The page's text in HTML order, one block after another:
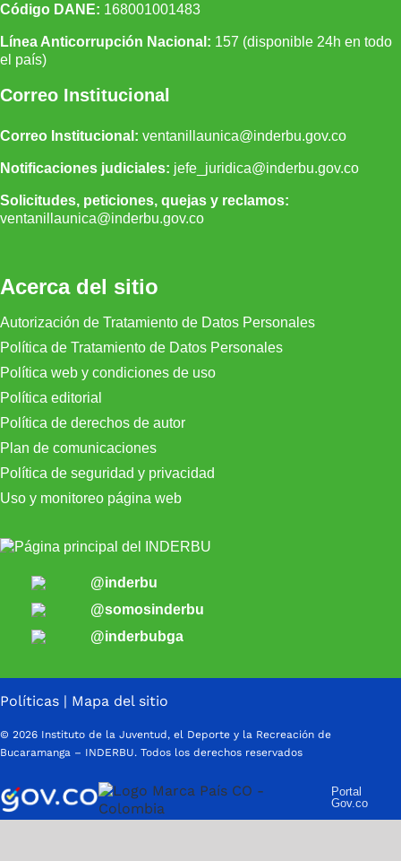
Código DANE: 168001001483
Línea Anticorrupción Nacional: 157 (disponible 24h en todo
el país)
Correo Institucional
Correo Institucional: ventanillaunica@inderbu.gov.co
Notificaciones judiciales: jefe_juridica@inderbu.gov.co
Solicitudes, peticiones, quejas y reclamos:
ventanillaunica@inderbu.gov.co
Acerca del sitio
Autorización de Tratamiento de Datos Personales
Política de Tratamiento de Datos Personales
Política web y condiciones de uso
Política editorial
Política de derechos de autor
Plan de comunicaciones
Política de seguridad y privacidad
Uso y monitoreo página web
@inderbu
@somosinderbu
@inderbubga
Políticas| Mapa del sitio
© 2026 Instituto de la Juventud, el Deporte y la Recreación de
Bucaramanga – INDERBU. Todos los derechos reservados
Portal
Gov.co